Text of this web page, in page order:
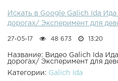
Искать в Google Galich Ida
дорогах/ Эксперимент для
27-05-17 48 673 13:20
Название: Видео Galich Ida
дорогах/ Эксперимент для
Категории: Galich Ida